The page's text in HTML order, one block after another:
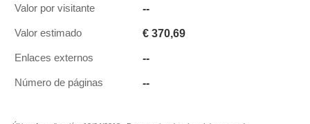
Valor por visitante --
Valor estimado € 370,69
Enlaces externos --
Número de páginas --